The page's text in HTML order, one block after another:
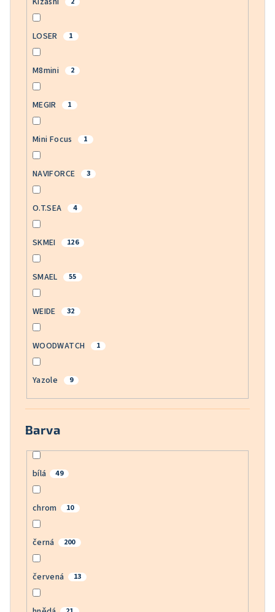
LOSER 1
M8mini 2
MEGIR 1
Mini Focus 1
NAVIFORCE 3
O.T.SEA 4
SKMEI 126
SMAEL 55
WEIDE 32
WOODWATCH 1
Yazole 9
Barva
bílá 49
chrom 10
černá 200
červená 13